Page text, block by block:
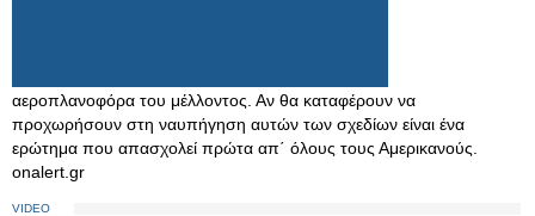
αεροπλανοφόρα του μέλλοντος. Αν θα καταφέρουν να
προχωρήσουν στη ναυπήγηση αυτών των σχεδίων είναι ένα
ερώτημα που απασχολεί πρώτα απ΄ όλους τους Αμερικανούς.
onalert.gr
VIDEO